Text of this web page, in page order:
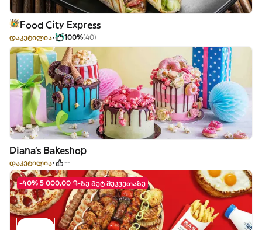
Food City Express
დაკეტილია 100%(40)
Diana's Bakeshop
დაკეტილია --
-40% 5 000,00 ֏-ზე მეტ შეკვეთაზე